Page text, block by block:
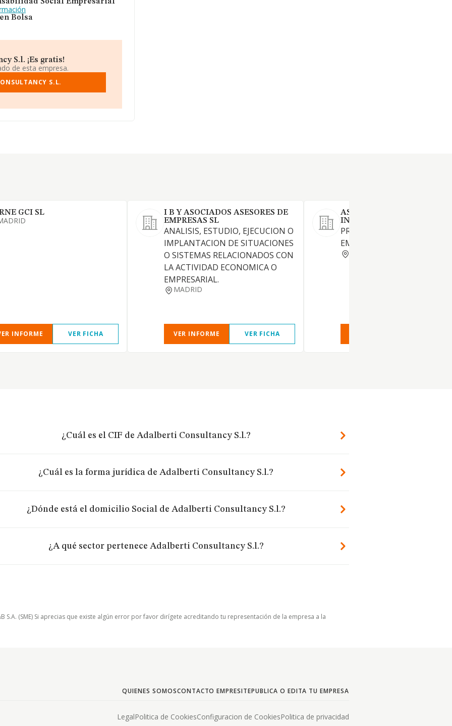
Bolsa
S.l. ¡Es gratis!
de esta empresa.
S.L.
GCI SL
INFORME VER FICHA
I B Y ASOCIADOS ASESORES DE
EMPRESAS SL
ANALISIS, ESTUDIO, EJECUCION O
IMPLANTACION DE SITUACIONES
O SISTEMAS RELACIONADOS CON
LA ACTIVIDAD ECONOMICA O
EMPRESARIAL.
MADRID
VER INFORME VER FICHA
ASISTENCIA TECNICA DE
INVERSIONES SL
PRESTACION DE SERVICIOS A
EMPRESAS
¿Cuál es el CIF de Adalberti Consultancy S.l.?
¿Cuál es la forma jurídica de Adalberti Consultancy S.l.?
¿Dónde está el domicilio Social de Adalberti Consultancy S.l.?
¿A qué sector pertenece Adalberti Consultancy S.l.?
(SME) Si aprecias que existe algún error por favor dirígete acreditando tu representación de la empresa a la
QUIENES SOMOSCONTACTO EMPRESITEPUBLICA O EDITA TU EMPRESA
LegalPolitica de CookiesConfiguracion de CookiesPolitica de privacidad